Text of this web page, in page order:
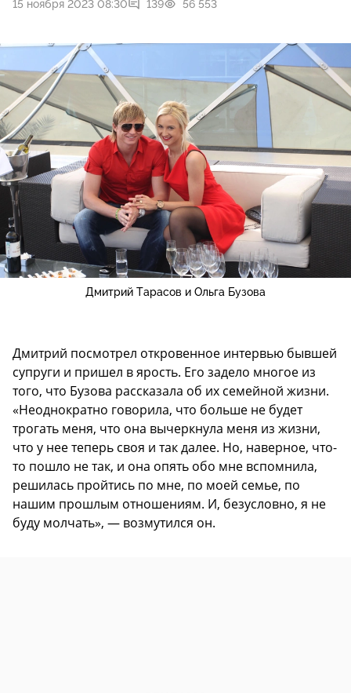
15 ноября 2023 08:30 139 56 553
Дмитрий Тарасов и Ольга Бузова
Дмитрий посмотрел откровенное интервью бывшей
супруги и пришел в ярость. Его задело многое из
того, что Бузова рассказала об их семейной жизни.
«Неоднократно говорила, что больше не будет
трогать меня, что она вычеркнула меня из жизни,
что у нее теперь своя и так далее. Но, наверное, что-
то пошло не так, и она опять обо мне вспомнила,
решилась пройтись по мне, по моей семье, по
нашим прошлым отношениям. И, безусловно, я не
буду молчать», — возмутился он.